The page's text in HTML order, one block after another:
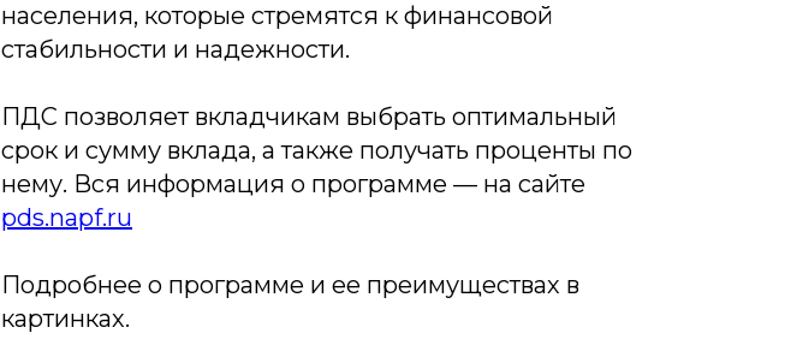
населения, которые стремятся к финансовой
стабильности и надежности.
ПДС позволяет вкладчикам выбрать оптимальный
срок и сумму вклада, а также получать проценты по
нему. Вся информация о программе — на сайте
pds.napf.ru
Подробнее о программе и ее преимуществах в
картинках.